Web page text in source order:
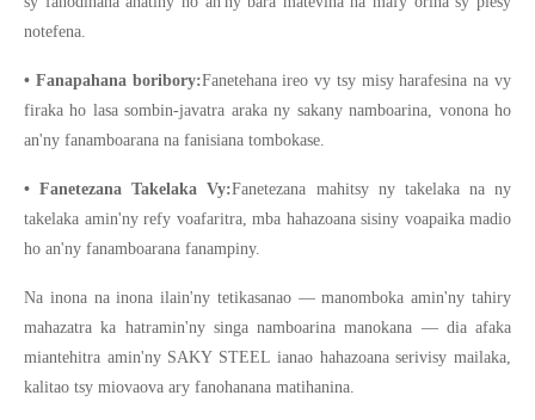
notefena.
• Fanapahana boribory:Fanetehana ireo vy tsy misy harafesina na vy
firaka ho lasa sombin-javatra araka ny sakany namboarina, vonona ho
an'ny fanamboarana na fanisiana tombokase.
• Fanetezana Takelaka Vy:Fanetezana mahitsy ny takelaka na ny
takelaka amin'ny refy voafaritra, mba hahazoana sisiny voapaika madio
ho an'ny fanamboarana fanampiny.
Na inona na inona ilain'ny tetikasanao — manomboka amin'ny tahiry
mahazatra ka hatramin'ny singa namboarina manokana — dia afaka
miantehitra amin'ny SAKY STEEL ianao hahazoana serivisy mailaka,
kalitao tsy miovaova ary fanohanana matihanina.